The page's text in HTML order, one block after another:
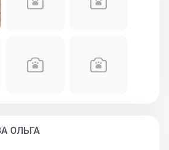
ОЛЬГА